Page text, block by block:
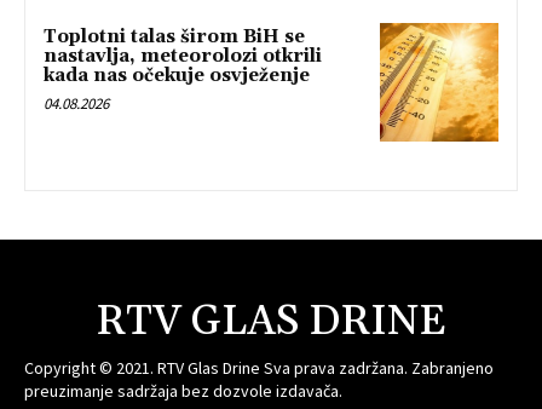
Toplotni talas širom BiH se
nastavlja, meteorolozi otkrili
kada nas očekuje osvježenje
04.08.2026
RTV GLAS DRINE
Copyright © 2021. RTV Glas Drine Sva prava zadržana. Zabranjeno
preuzimanje sadržaja bez dozvole izdavača.